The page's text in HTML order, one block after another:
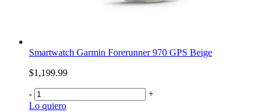
Smartwatch Garmin Forerunner 970 GPS Beige
$1,199.99
-
+
Lo quiero